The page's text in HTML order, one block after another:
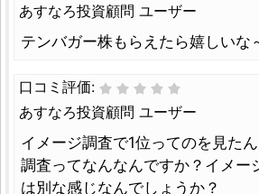
あすなろ投資顧問 ユーザー
テンバガー株もらえたら嬉しいな
口コミ評価:
あすなろ投資顧問 ユーザー
イメージ調査で1位ってのを見た
調査ってなんなんですか？イメー
は別な感じなんでしょうか？